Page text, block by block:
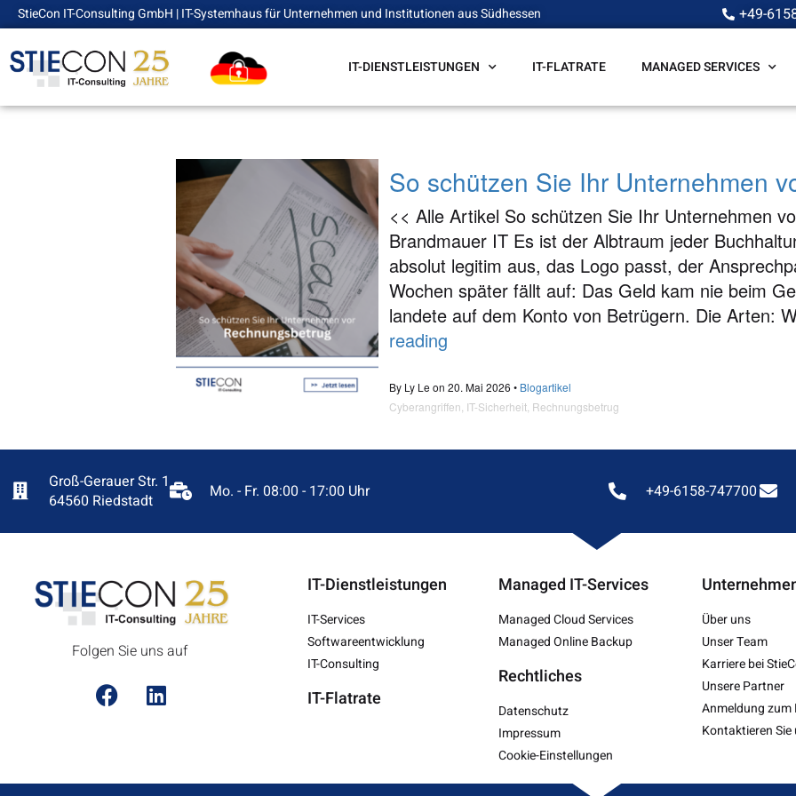
StieCon IT-Consulting GmbH | IT-Systemhaus für Unternehmen und Institutionen aus Südhessen +49-
IT-DIENSTLEISTUNGEN IT-FLATRATE MANAGED SERVICES
So schützen Sie Ihr Unternehmen
<< Alle Artikel So schützen Sie Ihr Unternehmen
Brandmauer IT Es ist der Albtraum jeder
absolut legitim aus, das Logo passt, der
Wochen später fällt auf: Das Geld kam nie beim
landete auf dem Konto von Betrügern. Die Arten:
reading
By Ly Le on 20. Mai 2026 • Blogartikel
Cyberangriffen IT-Sicherheit Rechnungsbetrug
Groß-Gerauer Str. 1
64560 Riedstadt
Mo. - Fr. 08:00 - 17:00 Uhr +49-6158-747700
Folgen Sie uns auf
IT-Dienstleistungen
IT-Services
Softwareentwicklung
IT-Consulting
IT-Flatrate
Managed IT-Services
Managed Cloud Services
Managed Online Backup
Rechtliches
Datenschutz
Impressum
Cookie-Einstellungen
Über uns
Unser Team
Karriere bei
Unsere Partner
Anmeldung zum
Kontaktieren Sie